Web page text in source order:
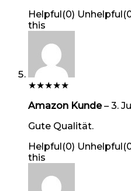
Helpful(0) Unhelpful(
this
★★★★★
Amazon Kunde– 3.
Gute Qualität.
Helpful(0) Unhelpful(
this